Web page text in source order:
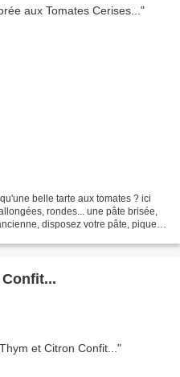
belle tarte aux tomates ? ici
rondes... une pâte brisée,
disposez votre pâte, piquez